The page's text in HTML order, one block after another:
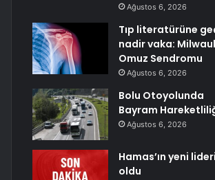
Ağustos 6, 2026
Tıp literatürüne
nadir vaka:
Omuz Sendromu
Ağustos 6, 2026
Bolu Otoyolunda
Bayram
Ağustos 6, 2026
Hamas’ın yeni
oldu